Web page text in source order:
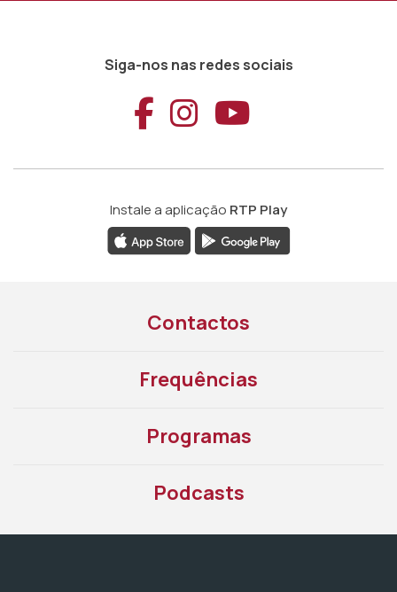
Siga-nos nas redes sociais
Aceder ao
Aceder ao
Aceder
Instale a aplicação RTP Play
Contactos
Frequências
Programas
Podcasts